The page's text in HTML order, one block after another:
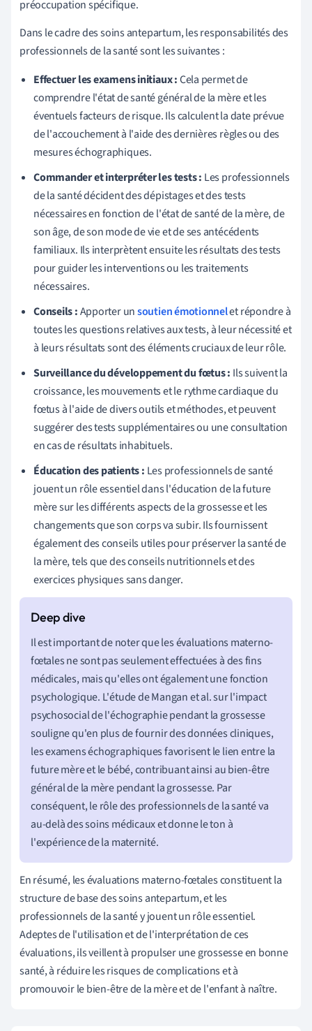
préoccupation spécifique.
Dans le cadre des soins antepartum, les responsabilités des
professionnels de la santé sont les suivantes :
Effectuer les examens initiaux :Cela permet de
comprendre l'état de santé général de la mère et les
éventuels facteurs de risque. Ils calculent la date prévue
de l'accouchement à l'aide des dernières règles ou des
mesures échographiques.
Commander et interpréter les tests : Les professionnels
de la santé décident des dépistages et des tests
nécessaires en fonction de l'état de santé de la mère, de
son âge, de son mode de vie et de ses antécédents
familiaux. Ils interprètent ensuite les résultats des tests
pour guider les interventions ou les traitements
nécessaires.
Conseils :Apporter unsoutien émotionnelet répondre à
toutes les questions relatives aux tests, à leur nécessité et
à leurs résultats sont des éléments cruciaux de leur rôle.
Surveillance du développement du fœtus : Ils suivent la
croissance, les mouvements et le rythme cardiaque du
fœtus à l'aide de divers outils et méthodes, et peuvent
suggérer des tests supplémentaires ou une consultation
en cas de résultats inhabituels.
Éducation des patients : Les professionnels de santé
jouent un rôle essentiel dans l'éducation de la future
mère sur les différents aspects de la grossesse et les
changements que son corps va subir. Ils fournissent
également des conseils utiles pour préserver la santé de
la mère, tels que des conseils nutritionnels et des
exercices physiques sans danger.
Il est important de noter que les évaluations materno-
fœtales ne sont pas seulement effectuées à des fins
médicales, mais qu'elles ont également une fonction
psychologique. L'étude de Mangan et al. sur l'impact
psychosocial de l'échographie pendant la grossesse
souligne qu'en plus de fournir des données cliniques,
les examens échographiques favorisent le lien entre la
future mère et le bébé, contribuant ainsi au bien-être
général de la mère pendant la grossesse. Par
conséquent, le rôle des professionnels de la santé va
au-delà des soins médicaux et donne le ton à
l'expérience de la maternité.
En résumé, les évaluations materno-fœtales constituent la
structure de base des soins antepartum, et les
professionnels de la santé y jouent un rôle essentiel.
Adeptes de l'utilisation et de l'interprétation de ces
évaluations, ils veillent à propulser une grossesse en bonne
santé, à réduire les risques de complications et à
promouvoir le bien-être de la mère et de l'enfant à naître.